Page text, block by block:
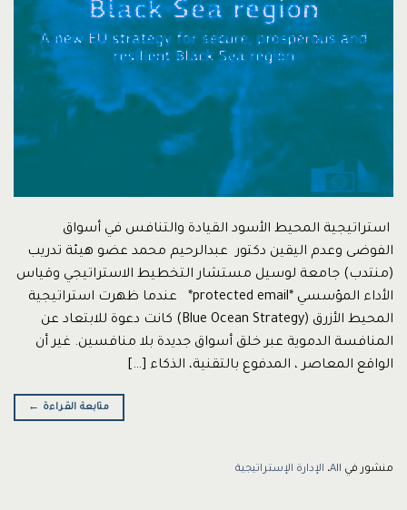
استراتيجية المحيط الأسود القيادة والتنافس في أسواق
الفوضى وعدم اليقين دكتور عبدالرحيم محمد عضو هيئة تدريب
(منتدب) جامعة لوسيل مستشار التخطيط الاستراتيجي وقياس
الأداء المؤسسي *protected email* عندما ظهرت استراتيجية
المحيط الأزرق (Blue Ocean Strategy) كانت دعوة للابتعاد عن
المنافسة الدموية عبر خلق أسواق جديدة بلا منافسين. غير أن
الواقع المعاصر ، المدفوع بالتقنية، الذكاء […]
متابعة القراءة ←
منشور في All، الإدارة الإستراتيجية